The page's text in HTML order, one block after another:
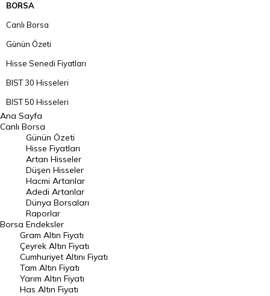
BORSA
Canlı Borsa
Günün Özeti
Hisse Senedi Fiyatları
BIST 30 Hisseleri
BIST 50 Hisseleri
BIST 100 Hisseleri
En Çok Artan Hisseler
En Çok Düşen Hisseler
Hacmi Artanlar
Geçmiş Kapanışlar
Dünya Borsaları
Raporlar
Endeksler
DÖVİZ
Ana Sayfa
Canlı Borsa
Borsa
Günün Özeti
Hisse Fiyatları
Artan Hisseler
Düşen Hisseler
Hacmi Artanlar
Adedi Artanlar
Dünya Borsaları
Raporlar
Endeksler
Gram Altın Fiyatı
Çeyrek Altın Fiyatı
Cumhuriyet Altını Fiyatı
Tam Altın Fiyatı
Yarım Altın Fiyatı
Has Altın Fiyatı